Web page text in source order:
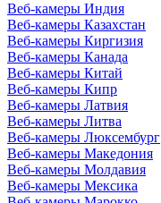
Веб-камеры Индия
Веб-камеры Казахстан
Веб-камеры Киргизия
Веб-камеры Канада
Веб-камеры Китай
Веб-камеры Кипр
Веб-камеры Латвия
Веб-камеры Литва
Веб-камеры Люксембург
Веб-камеры Македония
Веб-камеры Молдавия
Веб-камеры Мексика